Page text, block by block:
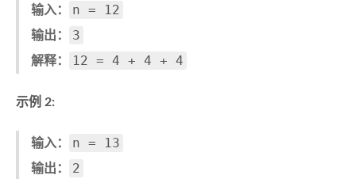
输入： n = 12
输出： 3
解释： 12 = 4 + 4 + 4
示例 2:
输入： n = 13
输出： 2